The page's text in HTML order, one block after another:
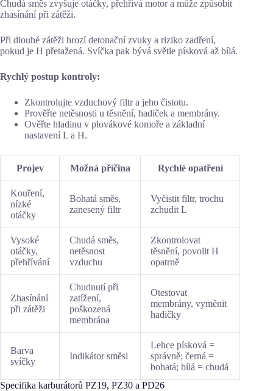
Chudá směs zvyšuje otáčky, přehřívá motor a může způsobit
zhasínání při zátěži.
Při dlouhé zátěži hrozí detonační zvuky a riziko zadření,
pokud je H přetažená. Svíčka pak bývá světle písková až bílá.
Rychlý postup kontroly:
Zkontrolujte vzduchový filtr a jeho čistotu.
Prověřte netěsnosti u těsnění, hadiček a membrány.
Ověřte hladinu v plovákové komoře a základní
nastavení L a H.
Projev Možná příčina Rychlé opatření
Kouření,
nízké
otáčky
Bohatá směs,
zanesený filtr
Vyčistit filtr, trochu
zchudit L
Vysoké
otáčky,
přehřívání
Chudá směs,
netěsnost
vzduchu
Zkontrolovat
těsnění, povolit H
opatrně
Zhasínání
při zátěži
Chudnutí při
zatížení,
poškozená
membrána
Otestovat
membrány, vyměnit
hadičky
Barva
svíčky
Indikátor směsi
Lehce písková =
správně; černá =
bohatá; bílá = chudá
Specifika karburátorů PZ19, PZ30 a PD26